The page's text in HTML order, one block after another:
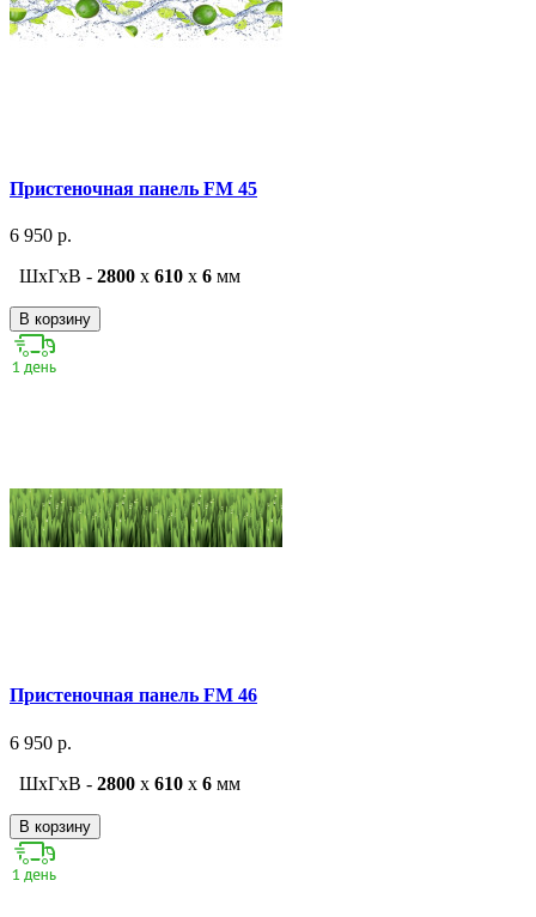
Пристеночная панель FM 45
6 950 р.
ШxГxВ - 2800 x 610 x 6 мм
В корзину
Пристеночная панель FM 46
6 950 р.
ШxГxВ - 2800 x 610 x 6 мм
В корзину